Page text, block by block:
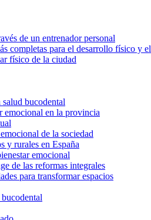
de un entrenador personal
completas para el desarrollo físico y
físico de la ciudad
bucodental
emocional en la provincia
de la sociedad
y rurales en España
emocional
de las reformas integrales
para transformar espacios